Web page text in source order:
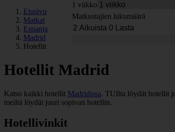
1 viikko
Matkustajien lukumäärä
Etusivu
Matkat
Espanja
Madrid
Hotellit
Hotellit Madrid
Katso kaikki hotellit Madridissa. TUIlta löydät hotellit
meiltä löydät juuri sopivan hotellin.
Hotellivinkit